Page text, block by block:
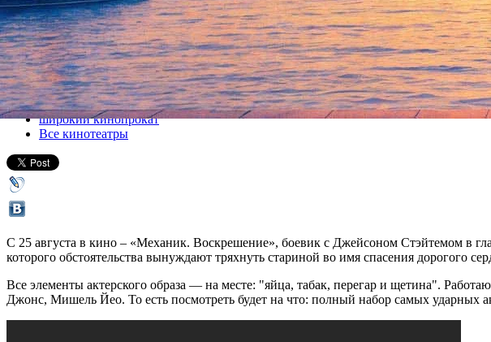
Джейсон Стэйтем станет механиком
25 августа 2016, четверг-07 сентября 2016, среда
Версия для печати
Все кино
широкий кинопрокат
Все кинотеатры
С 25 августа в кино – «Механик. Воскрешение», боевик с Джейсоном Стэйтемом в
которого обстоятельства вынуждают тряхнуть стариной во имя спасения дорогого
Все элементы актерского образа — на месте: "яйца, табак, перегар и щетина".
Джонс, Мишель Йео. То есть посмотреть будет на что: полный набор самых ударных